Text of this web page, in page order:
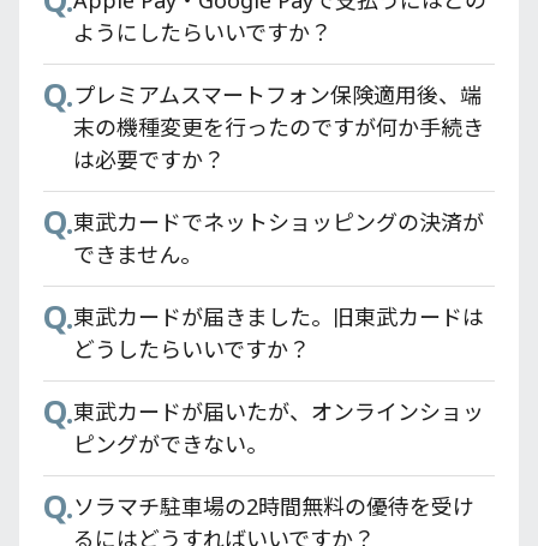
Q.東武カードでETCスルーカードは申し込み
できますか？
東武カードで家族カードは申し込みできま
すか？
Q. 東武カードはどこで申し込めますか？
Q.カード発行にかかる時間はどれくらいです
か？
Q.東武カードゴールドのメリットは何です
か？
Q.東武カードVIPの招待条件は何ですか？
Q. 東京スカイツリー®東武カードPASMOの
PASMO残高はどうすればいいですか？
Q. 東京スカイツリー®東武カードPASMOに搭
載している定期券はどうすればいいのです
か？
Q. コンビニ等でPASMO残高の使い切りが出来
ない場合はどうすればいいのか？
Q. 過去に一体型PASMOを推奨しておきなが
ら、なぜやめてしまうのですか？
Q. 東武カードにはPASMOが付いておらず、別
のPASMOが必要とのことだが、どうしたら
よいか？
Q. 特急券購入時のポイント還元率はどうなり
ますか？
Q. 各施設のポイント率を知りたい。
Q.Apple Pay・Google Pay を使ってもTOBU
POINTは加算されますか？
Q.モバイル決済でのQUICPay(クイックペ
イ)TMの登録方法と利用方法を教えてくだ
さい。
Q.東武カードアプリはどこからダウンロード
できますか？
Q.東武カードアプリが正常に動作しません。
Q. 東武カードアプリが強制終了してしまいま
す。
Q. 東武カードアプリのアップデートが正常に
完了されません。
Q. 誤って東武カードアプリをアンインストー
ようにしたらいいですか？
Q.プレミアムスマートフォン保険適用後、端
末の機種変更を行ったのですが何か手続き
は必要ですか？
Q.東武カードでネットショッピングの決済が
できません。
Q.東武カードが届きました。旧東武カードは
どうしたらいいですか？
Q.東武カードが届いたが、オンラインショッ
ピングができない。
Q.ソラマチ駐車場の2時間無料の優待を受け
るにはどうすればいいですか？